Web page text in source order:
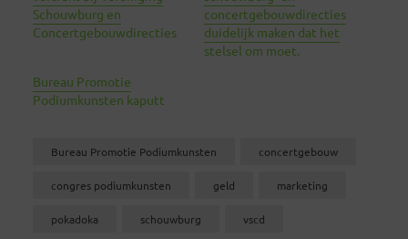
Schouwburg en
Concertgebouwdirecties
concertgebouwdirecties
duidelijk maken dat het
stelsel om moet.
Bureau Promotie
Podiumkunsten kaputt
Bureau Promotie Podiumkunsten concertgebouw
congres podiumkunsten geld marketing
pokadoka schouwburg vscd